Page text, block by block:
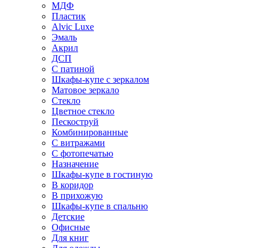
МДФ
Пластик
Alvic Luxe
Эмаль
Акрил
ДСП
С патиной
Шкафы-купе с зеркалом
Матовое зеркало
Стекло
Цветное стекло
Пескоструй
Комбинированные
С витражами
С фотопечатью
Назначение
Шкафы-купе в гостиную
В коридор
В прихожую
Шкафы-купе в спальню
Детские
Офисные
Для книг